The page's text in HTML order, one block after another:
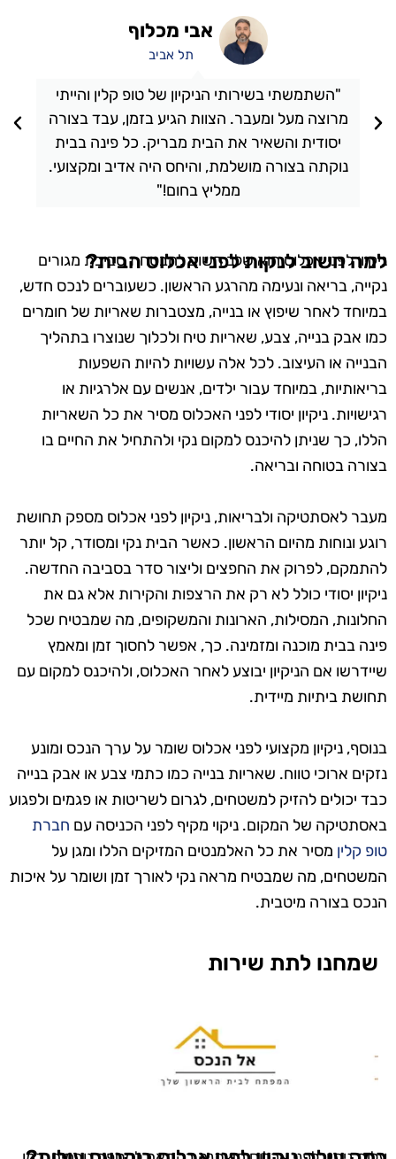
"השתמשתי בשירותי הניקיון של טופ קלין והייתי
מרוצה מעל ומעבר. הצוות הגיע בזמן, עבד בצורה
יסודית והשאיר את הבית מבריק. כל פינה בבית
נוקתה בצורה מושלמת, והיחס היה אדיב ומקצועי.
ממליץ בחום!"
אבי מכלוף
תל אביב
למה חשוב לנקות לפני אכלוס הבית?
ניקיון לפני אכלוס הוא שלב חשוב להבטחת סביבת מגורים
נקייה, בריאה ונעימה מהרגע הראשון. כשעוברים לנכס חדש,
במיוחד לאחר שיפוץ או בנייה, מצטברות שאריות של חומרים
כמו אבק בנייה, צבע, שאריות טיח ולכלוך שנוצרו בתהליך
הבנייה או העיצוב. לכל אלה עשויות להיות השפעות
בריאותיות, במיוחד עבור ילדים, אנשים עם אלרגיות או
רגישויות. ניקיון יסודי לפני האכלוס מסיר את כל השאריות
הללו, כך שניתן להיכנס למקום נקי ולהתחיל את החיים בו
בצורה בטוחה ובריאה.
מעבר לאסתטיקה ולבריאות, ניקיון לפני אכלוס מספק תחושת
רוגע ונוחות מהיום הראשון. כאשר הבית נקי ומסודר, קל יותר
להתמקם, לפרוק את החפצים וליצור סדר בסביבה החדשה.
ניקיון יסודי כולל לא רק את הרצפות והקירות אלא גם את
החלונות, המסילות, הארונות והמשקופים, מה שמבטיח שכל
פינה בבית מוכנה ומזמינה. כך, אפשר לחסוך זמן ומאמץ
שיידרשו אם הניקיון יבוצע לאחר האכלוס, ולהיכנס למקום עם
תחושת ביתיות מיידית.
בנוסף, ניקיון מקצועי לפני אכלוס שומר על ערך הנכס ומונע
נזקים ארוכי טווח. שאריות בנייה כמו כתמי צבע או אבק בנייה
כבד יכולים להזיק למשטחים, לגרום לשריטות או פגמים ולפגוע
באסתטיקה של המקום. ניקוי מקיף לפני הכניסה עם חברת
טופ קלין מסיר את כל האלמנטים המזיקים הללו ומגן על
המשטחים, מה שמבטיח מראה נקי לאורך זמן ושומר על איכות
הנכס בצורה מיטבית.
שמחנו לתת שירות